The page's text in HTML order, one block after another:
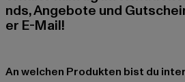
nds, Angebote und
er E-Mail!
An welchen Produkten bist du